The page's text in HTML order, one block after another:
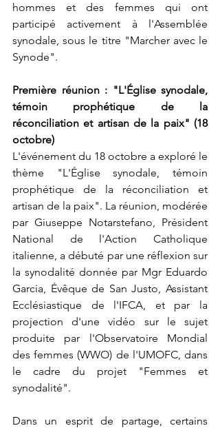
hommes et des femmes qui ont
participé activement à l'Assemblée
synodale, sous le titre "Marcher avec le
Synode".
Première réunion : "L'Église synodale,
témoin prophétique de la
réconciliation et artisan de la paix" (18
octobre)
L'événement du 18 octobre a exploré le
thème "L'Église synodale, témoin
prophétique de la réconciliation et
artisan de la paix". La réunion, modérée
par Giuseppe Notarstefano, Président
National de l'Action Catholique
italienne, a débuté par une réflexion sur
la synodalité donnée par Mgr Eduardo
Garcia, Évêque de San Justo, Assistant
Ecclésiastique de l'IFCA, et par la
projection d'une vidéo sur le sujet
produite par l'Observatoire Mondial
des femmes (WWO) de l'UMOFC, dans
le cadre du projet "Femmes et
synodalité".
Dans un esprit de partage, certains